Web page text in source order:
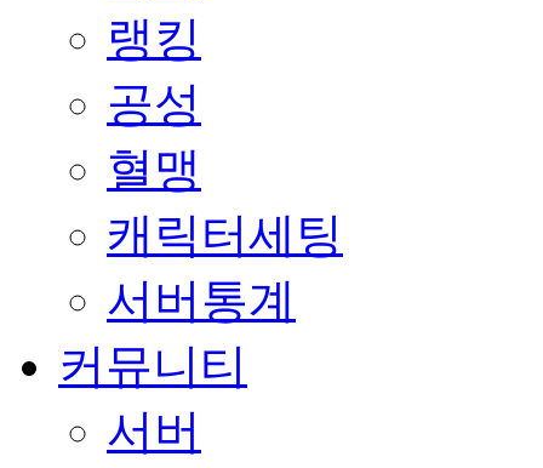
랭킹
공성
혈맹
캐릭터세팅
서버통계
커뮤니티
서버